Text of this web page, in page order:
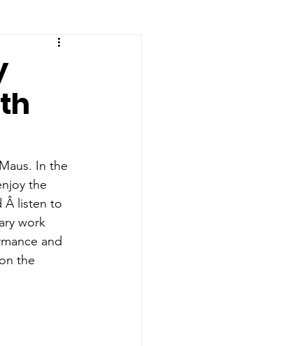
Student Achievements
In the
the
listen to
work
and
the